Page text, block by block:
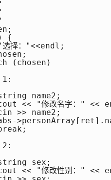
{
"<<endl;
名字：" <<
性别：" <<